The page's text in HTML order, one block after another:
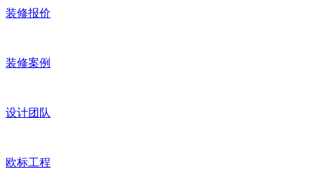
装修报价
装修案例
设计团队
欧标工程